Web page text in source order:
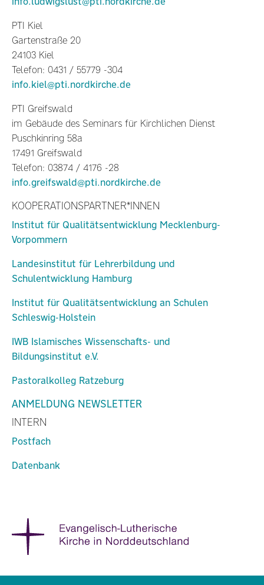
PTI Kiel
Gartenstraße 20
24103 Kiel
Telefon: 0431 / 55779 -304
info.kiel@pti.nordkirche.de
PTI Greifswald
im Gebäude des Seminars für Kirchlichen Dienst
Puschkinring 58a
17491 Greifswald
Telefon: 03874 / 4176 -28
info.greifswald@pti.nordkirche.de
KOOPERATIONSPARTNER*INNEN
Institut für Qualitätsentwicklung Mecklenburg-
Vorpommern
Landesinstitut für Lehrerbildung und
Schulentwicklung Hamburg
Institut für Qualitätsentwicklung an Schulen
Schleswig-Holstein
IWB Islamisches Wissenschafts- und
Bildungsinstitut e.V.
Pastoralkolleg Ratzeburg
ANMELDUNG NEWSLETTER
INTERN
Postfach
Datenbank